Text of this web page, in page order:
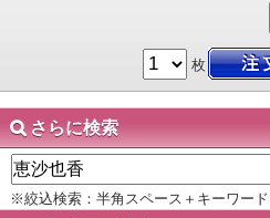
枚
さらに検索
※絞込検索：半角スペース＋キーワー